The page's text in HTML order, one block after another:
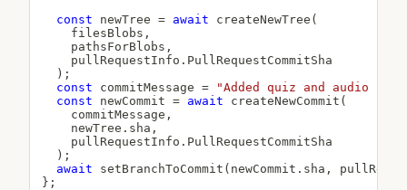
const newTree = await createNewTree (
    filesBlobs
,
    pathsForBlobs
,
    pullRequestInfo
. PullRequestCommitSha
) ;
const commitMessage =
"Added quiz and audio
const newCommit = await createNewCommit (
    commitMessage
,
    newTree
. sha ,
    pullRequestInfo
. PullRequestCommitSha
) ;
await
setBranchToCommit ( newCommit . sha ,
} ;